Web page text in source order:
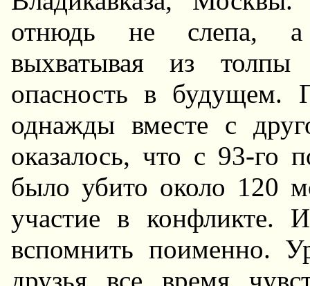
отнюдь не слепа, а
выхватывая из толпы
опасность в будущем.
однажды вместе с
оказалось, что с 93-го
было убито около 120
участие в конфликте.
вспомнить поименно.